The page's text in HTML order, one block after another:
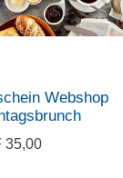
Webshop
35,00